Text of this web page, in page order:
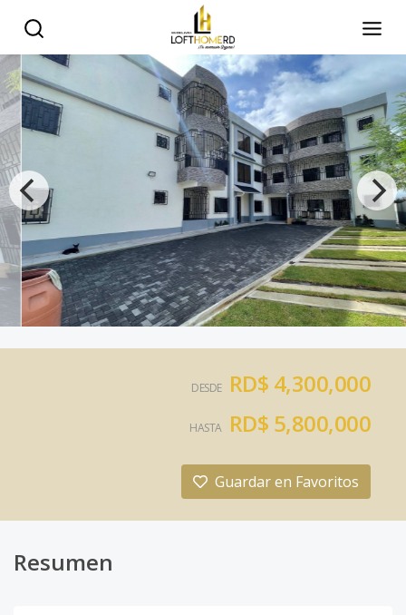
DESDE RD$ 4,300,000
HASTA RD$ 5,800,000
Guardar en Favoritos
Resumen